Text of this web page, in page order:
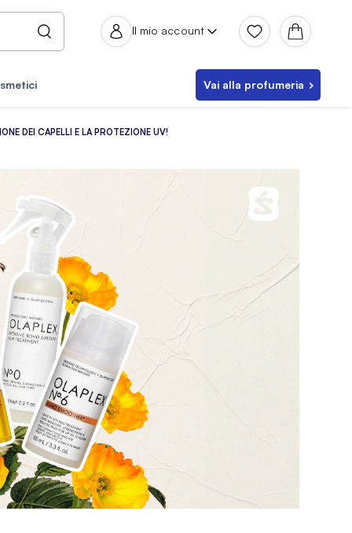
Il mio account
Vai alla profumeria
DEI CAPELLI E LA PROTEZIONE UV!